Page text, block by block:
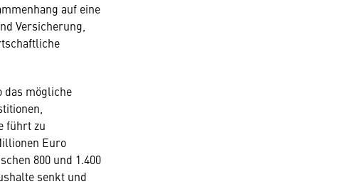
auf eine
Versicherung,
das mögliche
führt zu
Euro
800 und 1.400
senkt und